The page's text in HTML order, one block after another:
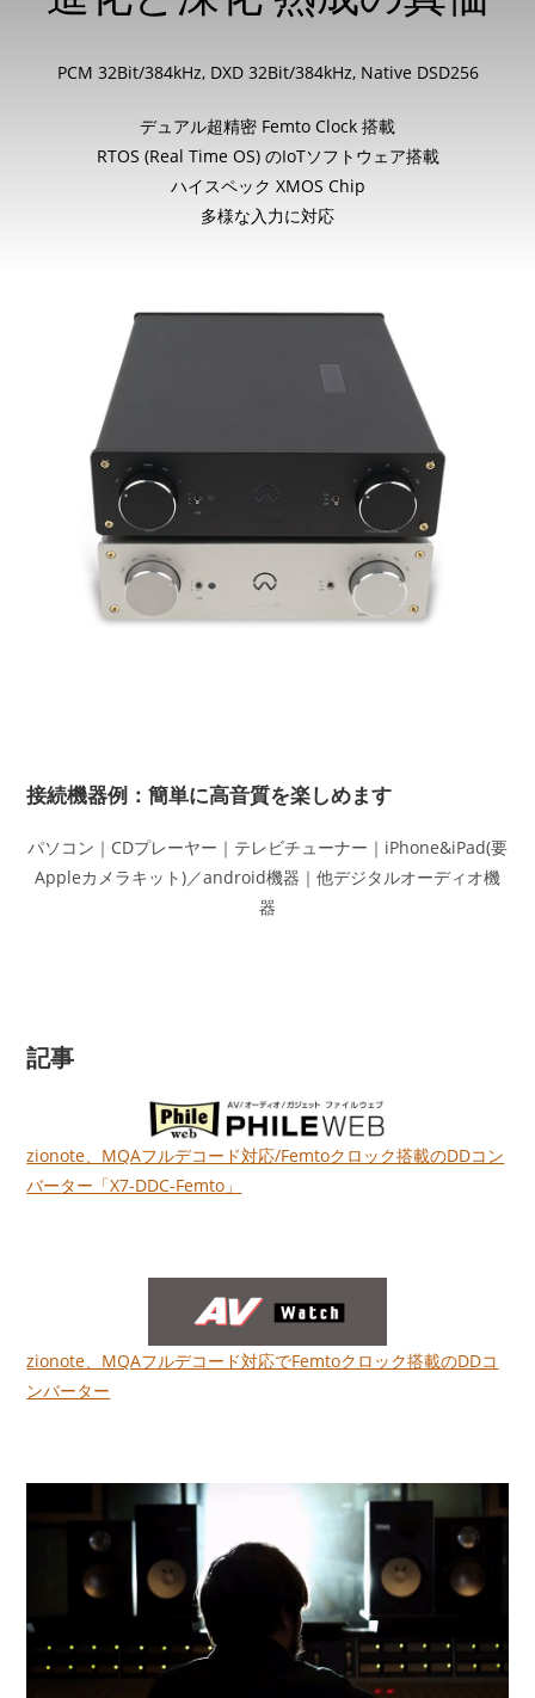
PCM 32Bit/384kHz, DXD 32Bit/384kHz, Native DSD256
デュアル超精密 Femto Clock 搭載
RTOS (Real Time OS) のIoTソフトウェア搭載
ハイスペック XMOS Chip
多様な入力に対応
接続機器例：簡単に高音質を楽しめます
パソコン｜CDプレーヤー｜テレビチューナー｜iPhone&iPad(要
Appleカメラキット)／android機器｜他デジタルオーディオ機
器
記事
zionote、MQAフルデコード対応/Femtoクロック搭載のDDコン
バーター「X7-DDC-Femto」
zionote、MQAフルデコード対応でFemtoクロック搭載のDDコ
ンバーター